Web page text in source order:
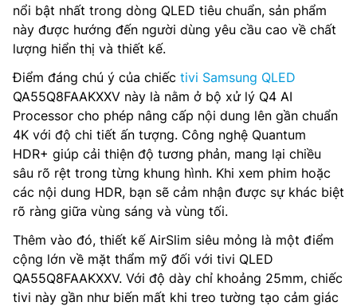
nổi bật nhất trong dòng QLED tiêu chuẩn, sản phẩm
này được hướng đến người dùng yêu cầu cao về chất
lượng hiển thị và thiết kế.
Điểm đáng chú ý của chiếc tivi Samsung QLED
QA55Q8FAAKXXV này là nằm ở bộ xử lý Q4 AI
Processor cho phép nâng cấp nội dung lên gần chuẩn
4K với độ chi tiết ấn tượng. Công nghệ Quantum
HDR+ giúp cải thiện độ tương phản, mang lại chiều
sâu rõ rệt trong từng khung hình. Khi xem phim hoặc
các nội dung HDR, bạn sẽ cảm nhận được sự khác biệt
rõ ràng giữa vùng sáng và vùng tối.
Thêm vào đó, thiết kế AirSlim siêu mỏng là một điểm
cộng lớn về mặt thẩm mỹ đối với tivi QLED
QA55Q8FAAKXXV. Với độ dày chỉ khoảng 25mm, chiếc
tivi này gần như biến mất khi treo tường tạo cảm giác